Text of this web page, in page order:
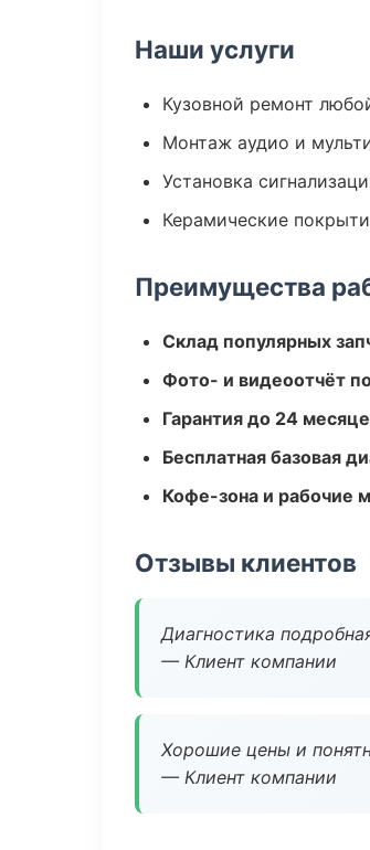
Наши услуги
Кузовной ремонт
Монтаж аудио и
Установка
Керамические
Преимущества
Склад популярных
Фото- и видеоотчёт
Гарантия до 24
Бесплатная базовая
Кофе-зона и рабочие
Отзывы клиентов
Диагностика
— Клиент компании
Хорошие цены и
— Клиент компании